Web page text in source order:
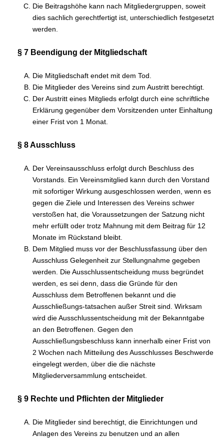
Die Beitragshöhe kann nach Mitgliedergruppen, soweit
dies sachlich gerechtfertigt ist, unterschiedlich festgesetzt
werden.
§ 7 Beendigung der Mitgliedschaft
Die Mitgliedschaft endet mit dem Tod.
Die Mitglieder des Vereins sind zum Austritt berechtigt.
Der Austritt eines Mitglieds erfolgt durch eine schriftliche
Erklärung gegenüber dem Vorsitzenden unter Einhaltung
einer Frist von 1 Monat.
§ 8 Ausschluss
Der Vereinsausschluss erfolgt durch Beschluss des
Vorstands. Ein Vereinsmitglied kann durch den Vorstand
mit sofortiger Wirkung ausgeschlossen werden, wenn es
gegen die Ziele und Interessen des Vereins schwer
verstoßen hat, die Voraussetzungen der Satzung nicht
mehr erfüllt oder trotz Mahnung mit dem Beitrag für 12
Monate im Rückstand bleibt.
Dem Mitglied muss vor der Beschlussfassung über den
Ausschluss Gelegenheit zur Stellungnahme gegeben
werden. Die Ausschlussentscheidung muss begründet
werden, es sei denn, dass die Gründe für den
Ausschluss dem Betroffenen bekannt und die
Ausschließungs-tatsachen außer Streit sind. Wirksam
wird die Ausschlussentscheidung mit der Bekanntgabe
an den Betroffenen. Gegen den
Ausschließungsbeschluss kann innerhalb einer Frist von
2 Wochen nach Mitteilung des Ausschlusses Beschwerde
eingelegt werden, über die die nächste
Mitgliederversammlung entscheidet.
§ 9 Rechte und Pflichten der Mitglieder
Die Mitglieder sind berechtigt, die Einrichtungen und
Anlagen des Vereins zu benutzen und an allen